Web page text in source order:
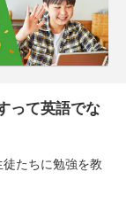
って英語でな
たちに勉強を教